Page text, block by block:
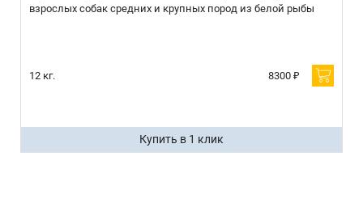
взрослых собак средних и крупных пород из белой рыбы
12 кг. 8300 ₽
Купить в 1 клик